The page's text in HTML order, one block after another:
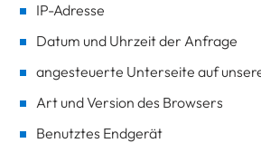
IP-Adresse
Datum und Uhrzeit der Anfrage
angesteuerte Unterseite auf
Art und Version des Browsers
Benutztes Endgerät